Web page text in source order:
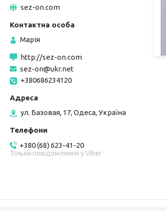
sez-on.com
Марія
http://sez-on.com
sez-on@ukr.net
+380686234120
ул. Базовая, 17, Одеса, Україна
+380 (68) 623-41-20
Тільки повідомлення у Viber